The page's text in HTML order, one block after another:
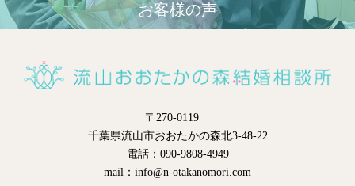
お客様の声
〒270-0119
千葉県流山市おおたかの森北3-48-22
電話：090-9808-4949
mail：info@n-otakanomori.com